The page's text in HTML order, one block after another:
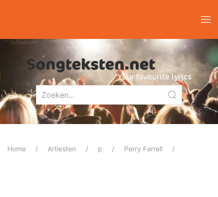
Home Artiesten p Perry Farrell